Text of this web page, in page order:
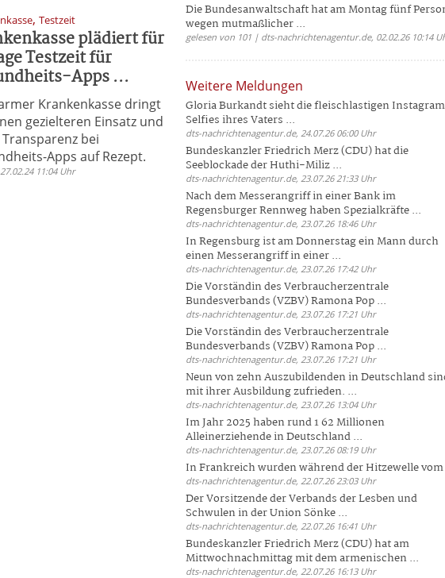
, Testzeit
plädiert für
Testzeit für
Apps ...
Krankenkasse dringt
gezielteren Einsatz und
bei
Apps auf Rezept.
11:04 Uhr
Die Bundesanwaltschaft hat am Montag fünf
wegen mutmaßlicher ...
gelesen von 101 | dts-nachrichtenagentur.de, 02.02.26 10:14
Weitere Meldungen
Gloria Burkandt sieht die fleischlastigen
Selfies ihres Vaters ...
dts-nachrichtenagentur.de, 24.07.26 06:00 Uhr
Bundeskanzler Friedrich Merz (CDU) hat die
Seeblockade der Huthi-Miliz ...
dts-nachrichtenagentur.de, 23.07.26 21:33 Uhr
Nach dem Messerangriff in einer Bank im
Regensburger Rennweg haben Spezialkräfte ...
dts-nachrichtenagentur.de, 23.07.26 18:46 Uhr
In Regensburg ist am Donnerstag ein Mann durch
einen Messerangriff in einer ...
dts-nachrichtenagentur.de, 23.07.26 17:42 Uhr
Die Vorständin des Verbraucherzentrale
Bundesverbands (VZBV) Ramona Pop ...
dts-nachrichtenagentur.de, 23.07.26 17:21 Uhr
Die Vorständin des Verbraucherzentrale
Bundesverbands (VZBV) Ramona Pop ...
dts-nachrichtenagentur.de, 23.07.26 17:21 Uhr
Neun von zehn Auszubildenden in Deutschland
mit ihrer Ausbildung zufrieden. ...
dts-nachrichtenagentur.de, 23.07.26 13:04 Uhr
Im Jahr 2025 haben rund 1 62 Millionen
Alleinerziehende in Deutschland ...
dts-nachrichtenagentur.de, 23.07.26 08:19 Uhr
In Frankreich wurden während der Hitzewelle vom
dts-nachrichtenagentur.de, 22.07.26 23:03 Uhr
Der Vorsitzende der Verbands der Lesben und
Schwulen in der Union Sönke ...
dts-nachrichtenagentur.de, 22.07.26 16:41 Uhr
Bundeskanzler Friedrich Merz (CDU) hat am
Mittwochnachmittag mit dem armenischen ...
dts-nachrichtenagentur.de, 22.07.26 16:13 Uhr